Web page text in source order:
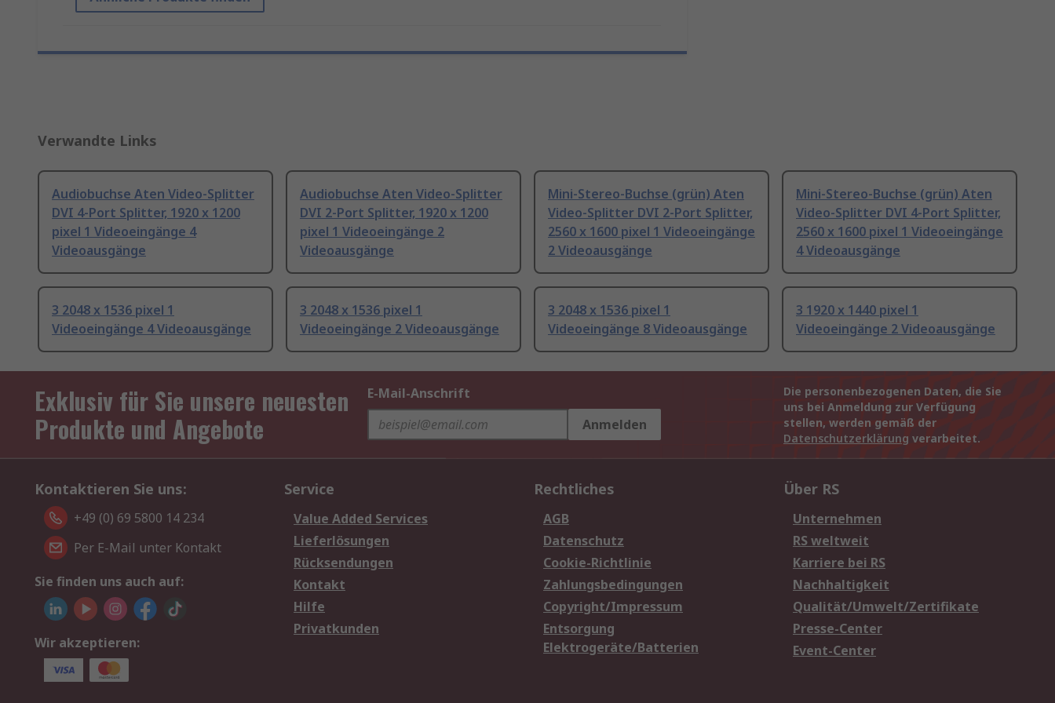
Verwandte Links
Audiobuchse Aten Video-Splitter
DVI 4-Port Splitter, 1920 x 1200
pixel 1 Videoeingänge 4
Videoausgänge
Audiobuchse Aten Video-Splitter
DVI 2-Port Splitter, 1920 x 1200
pixel 1 Videoeingänge 2
Videoausgänge
Mini-Stereo-Buchse (grün) Aten
Video-Splitter DVI 2-Port Splitter,
2560 x 1600 pixel 1 Videoeingänge
2 Videoausgänge
Mini-Stereo-Buchse (grün) Aten
Video-Splitter DVI 4-Port Splitter,
2560 x 1600 pixel 1 Videoeingänge
4 Videoausgänge
3 2048 x 1536 pixel 1
Videoeingänge 4 Videoausgänge
3 2048 x 1536 pixel 1
Videoeingänge 2 Videoausgänge
3 2048 x 1536 pixel 1
Videoeingänge 8 Videoausgänge
3 1920 x 1440 pixel 1
Videoeingänge 2 Videoausgänge
Exklusiv für Sie unsere neuesten
Produkte und Angebote
E-Mail-Anschrift
Anmelden
Die personenbezogenen Daten, die Sie
uns bei Anmeldung zur Verfügung
stellen, werden gemäß der
Datenschutzerklärung verarbeitet.
Kontaktieren Sie uns:
+49 (0) 69 5800 14 234
Per E-Mail unter Kontakt
Sie finden uns auch auf:
Wir akzeptieren:
Service
Value Added Services
Lieferlösungen
Rücksendungen
Kontakt
Hilfe
Privatkunden
Rechtliches
AGB
Datenschutz
Cookie-Richtlinie
Zahlungsbedingungen
Copyright/Impressum
Entsorgung
Elektrogeräte/Batterien
Über RS
Unternehmen
RS weltweit
Karriere bei RS
Nachhaltigkeit
Qualität/Umwelt/Zertifikate
Presse-Center
Event-Center